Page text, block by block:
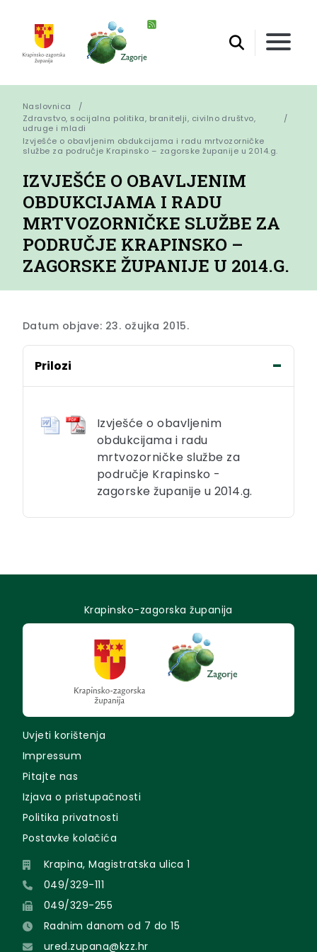
Naslovnica
Zdravstvo, socijalna politika, branitelji, civilno društvo,
udruge i mladi
Izvješće o obavljenim obdukcijama i radu mrtvozorničke
službe za područje Krapinsko – zagorske županije u 2014.g.
IZVJEŠĆE O OBAVLJENIM
OBDUKCIJAMA I RADU
MRTVOZORNIČKE SLUŽBE ZA
PODRUČJE KRAPINSKO –
ZAGORSKE ŽUPANIJE U 2014.G.
Datum objave: 23. ožujka 2015.
Prilozi
Izvješće o obavljenim
obdukcijama i radu
mrtvozorničke službe za
područje Krapinsko -
zagorske županije u 2014.g.
Krapinsko-zagorska županija
Uvjeti korištenja
Impressum
Pitajte nas
Izjava o pristupačnosti
Politika privatnosti
Postavke kolačića
Krapina, Magistratska ulica 1
049/329-111
049/329-255
Radnim danom od 7 do 15
ured.zupana@kzz.hr